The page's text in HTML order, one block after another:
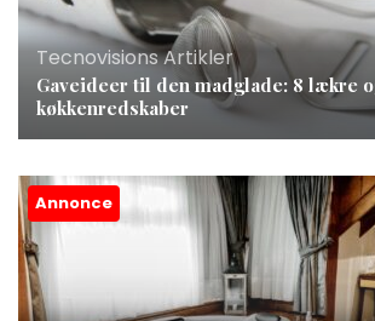
Tecnovisions Artikler
Gaveideer til den madglade: 8 lækre
køkkenredskaber
Annonce